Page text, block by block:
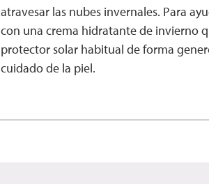
atravesar las nubes invernales. Para
con una crema hidratante de invierno
protector solar habitual de forma
cuidado de la piel.